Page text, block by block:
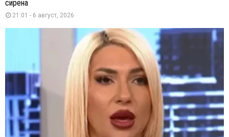
сирена
21:01 - 6 август, 2026